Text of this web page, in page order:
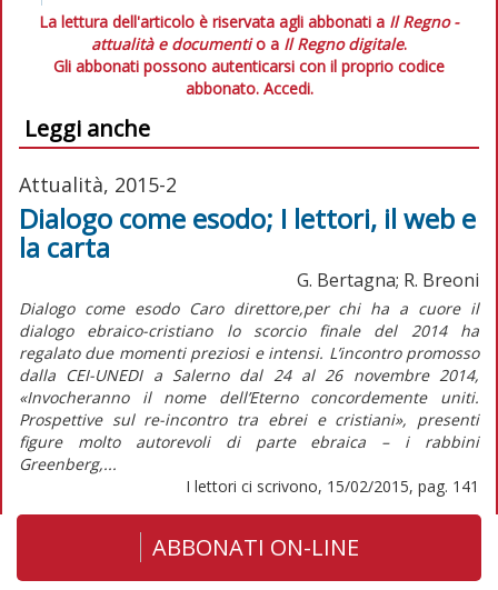
La lettura dell'articolo è riservata agli abbonati a Il Regno -
attualità e documentio a Il Regno digitale.
Gli abbonati possono autenticarsi con il proprio codice
abbonato. Accedi.
Leggi anche
Attualità, 2015-2
Dialogo come esodo; I lettori, il web e
la carta
G. Bertagna; R. Breoni
Dialogo come esodo Caro direttore,per chi ha a cuore il
dialogo ebraico-cristiano lo scorcio finale del 2014 ha
regalato due momenti preziosi e intensi. L’incontro promosso
dalla CEI-UNEDI a Salerno dal 24 al 26 novembre 2014,
«Invocheranno il nome dell’Eterno concordemente uniti.
Prospettive sul re-incontro tra ebrei e cristiani», presenti
figure molto autorevoli di parte ebraica – i rabbini
Greenberg,...
I lettori ci scrivono, 15/02/2015, pag. 141
ABBONATI ON-LINE